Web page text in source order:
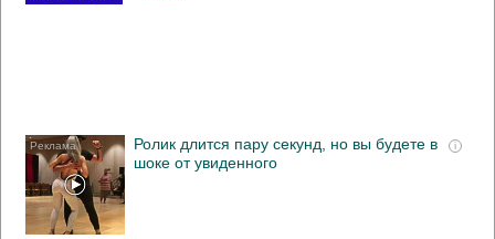
i
Ролик длится пару секунд, но вы будете в
шоке от увиденного